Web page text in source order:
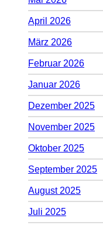
April 2026
März 2026
Februar 2026
Januar 2026
Dezember 2025
November 2025
Oktober 2025
September 2025
August 2025
Juli 2025